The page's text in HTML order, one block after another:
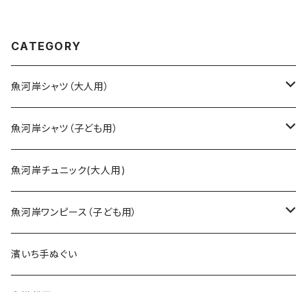
CATEGORY
魚河岸シャツ（大人用）
SSサイズ
Sサイズ
Mサイズ
Lサイズ
魚河岸シャツ（子ども用）
90cm
100cm
110cm
魚河岸チュニック(大人用)
魚河岸ワンピース（子ども用）
100cm
濱いち手ぬぐい